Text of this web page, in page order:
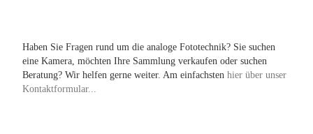
Haben Sie Fragen rund um die analoge Fototechnik? Sie suchen
eine Kamera, möchten Ihre Sammlung verkaufen oder suchen
Beratung? Wir helfen gerne weiter. Am einfachsten hier über unser
Kontaktformular...